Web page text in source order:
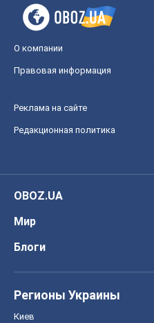
О компании
Правовая информация
Реклама на сайте
Редакционная политика
OBOZ.UA
Мир
Блоги
Регионы Украины
Киев